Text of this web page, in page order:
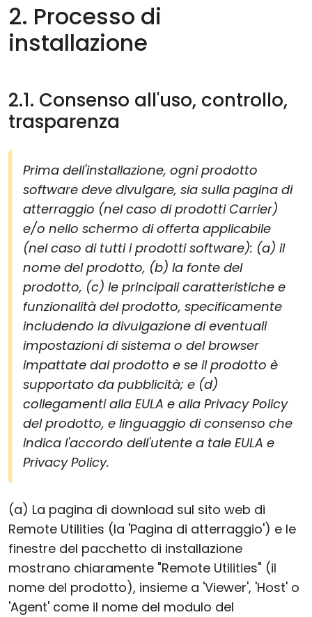
2. Processo di
installazione
2.1. Consenso all'uso, controllo,
trasparenza
Prima dell'installazione, ogni prodotto
software deve divulgare, sia sulla pagina di
atterraggio (nel caso di prodotti Carrier)
e/o nello schermo di offerta applicabile
(nel caso di tutti i prodotti software): (a) il
nome del prodotto, (b) la fonte del
prodotto, (c) le principali caratteristiche e
funzionalità del prodotto, specificamente
includendo la divulgazione di eventuali
impostazioni di sistema o del browser
impattate dal prodotto e se il prodotto è
supportato da pubblicità; e (d)
collegamenti alla EULA e alla Privacy Policy
del prodotto, e linguaggio di consenso che
indica l'accordo dell'utente a tale EULA e
Privacy Policy.
(a) La pagina di download sul sito web di
Remote Utilities (la 'Pagina di atterraggio') e le
finestre del pacchetto di installazione
mostrano chiaramente "Remote Utilities" (il
nome del prodotto), insieme a 'Viewer', 'Host' o
'Agent' come il nome del modulo del